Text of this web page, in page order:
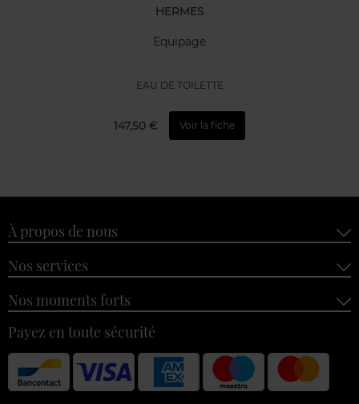
HERMES
Equipage
EAU DE TOILETTE
147,50 € Voir la fiche
À propos de nous
Nos services
Nos moments forts
Payez en toute sécurité